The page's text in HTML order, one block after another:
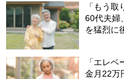
「もう
60代夫婦
を猛烈に
「エレ
金月22万